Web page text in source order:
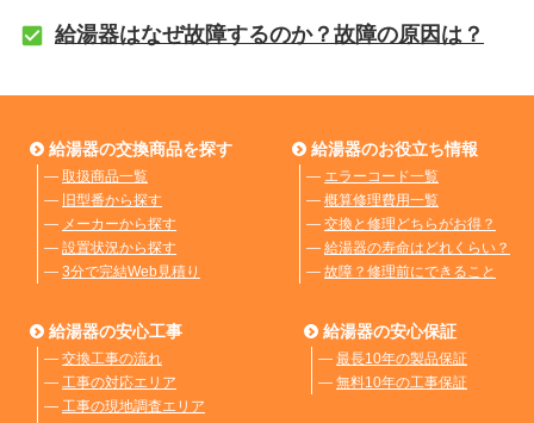
給湯器はなぜ故障するのか？故障の原因は？
給湯器の交換商品を探す
― 取扱商品一覧
― 旧型番から探す
― メーカーから探す
― 設置状況から探す
― 3分で完結Web見積り
給湯器のお役立ち情報
― エラーコード一覧
― 概算修理費用一覧
― 交換と修理どちらがお得？
― 給湯器の寿命はどれくらい？
― 故障？修理前にできること
給湯器の安心工事
― 交換工事の流れ
― 工事の対応エリア
― 工事の現地調査エリア
給湯器の安心保証
― 最長10年の製品保証
― 無料10年の工事保証